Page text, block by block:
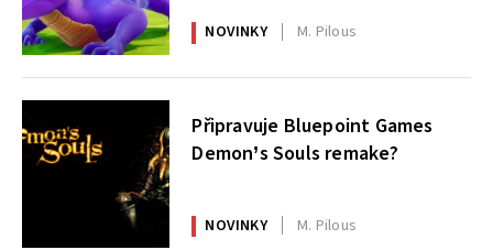
NOVINKY M. Pilous
Připravuje Bluepoint Games
Demon’s Souls remake?
NOVINKY M. Pilous